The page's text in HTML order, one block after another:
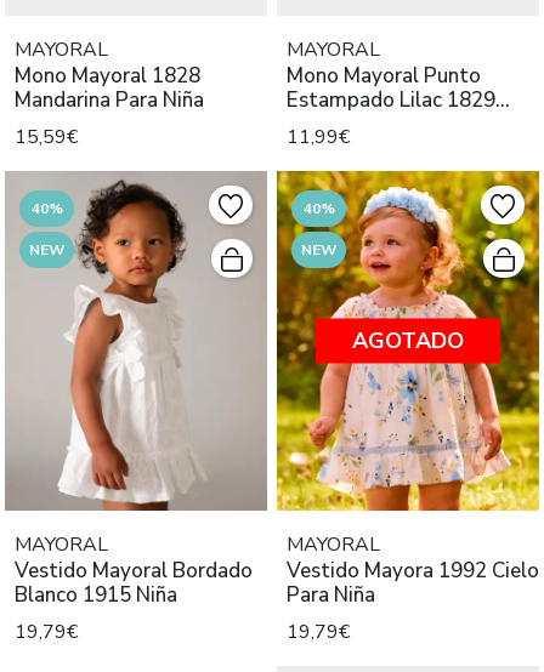
MAYORAL
Mono Mayoral 1828
Mandarina Para Niña
15,59€
MAYORAL
Mono Mayoral Punto
Estampado Lilac 1829
Niña
11,99€
40%
NEW
MAYORAL
Vestido Mayoral Bordado
Blanco 1915 Niña
19,79€
40%
NEW
AGOTADO
MAYORAL
Vestido Mayora 1992 Cielo
Para Niña
19,79€